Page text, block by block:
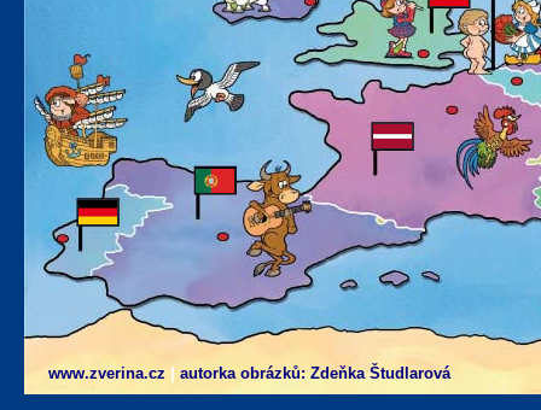
www.zverina.cz autorka obrázků: Zdeňka Študlarová